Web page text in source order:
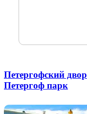
Петергофский
Петергоф парк